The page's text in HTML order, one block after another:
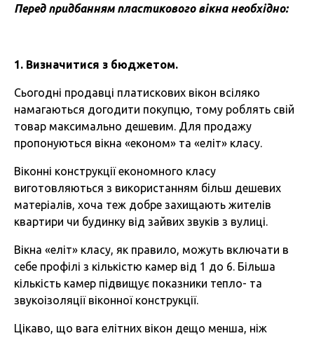
Перед придбанням пластикового вікна необхідно:
1. Визначитися з бюджетом.
Сьогодні продавці платискових вікон всіляко
намагаються догодити покупцю, тому роблять свій
товар максимально дешевим. Для продажу
пропонуються вікна «економ» та «еліт» класу.
Віконні конструкції економного класу
виготовляються з використанням більш дешевих
матеріалів, хоча теж добре захищають жителів
квартири чи будинку від зайвих звуків з вулиці.
Вікна «еліт» класу, як правило, можуть включати в
себе профілі з кількістю камер від 1 до 6. Більша
кількість камер підвищує показники тепло- та
звукоізоляції віконної конструкції.
Цікаво, що вага елітних вікон дещо менша, ніж